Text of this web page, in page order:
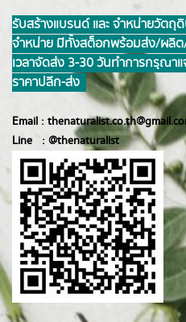
รับสร้างแบรนด์ และ จำหน่ายวัต
จำหน่าย มีทั้งสต็อกพร้อมส่ง/ผลิต/
เวลาจัดส่ง 3-30 วันทำการ กรุณา
ราคาปลีก-ส่ง
Email :
Line : @thenaturalist